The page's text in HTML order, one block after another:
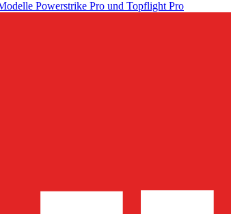
Powerstrike Pro und Topflight Pro